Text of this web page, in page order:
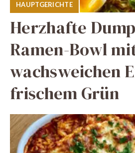
HAUPTGERICHTE
Herzhafte
Ramen-Bowl
wachsweichen
frischem Grün